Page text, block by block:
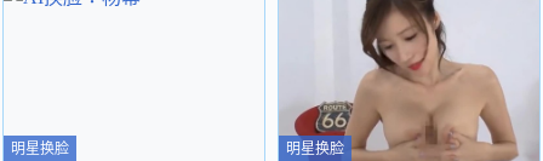
明星换脸 明星换脸